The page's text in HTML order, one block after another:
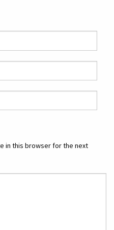
in this browser for the next